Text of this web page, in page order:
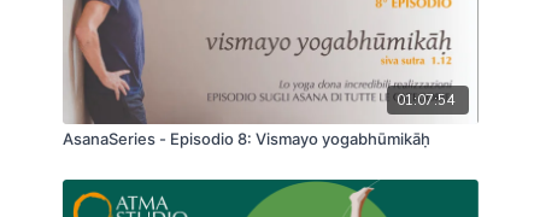
01:07:54
AsanaSeries - Episodio 8: Vismayo yogabhūmikāḥ